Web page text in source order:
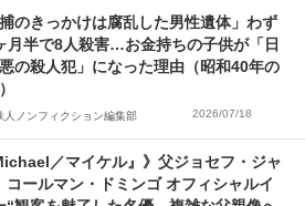
捕のきっかけは腐乱した男性遺体」わず
月半で8人殺害…お金持ちの子供が「日
の殺人犯」になった理由（昭和40年の
人ノンフィクション編集部 2026/07/18
／マイケル』》父ジョセフ・ジャ
コールマン・ドミンゴ オフィシャルイ